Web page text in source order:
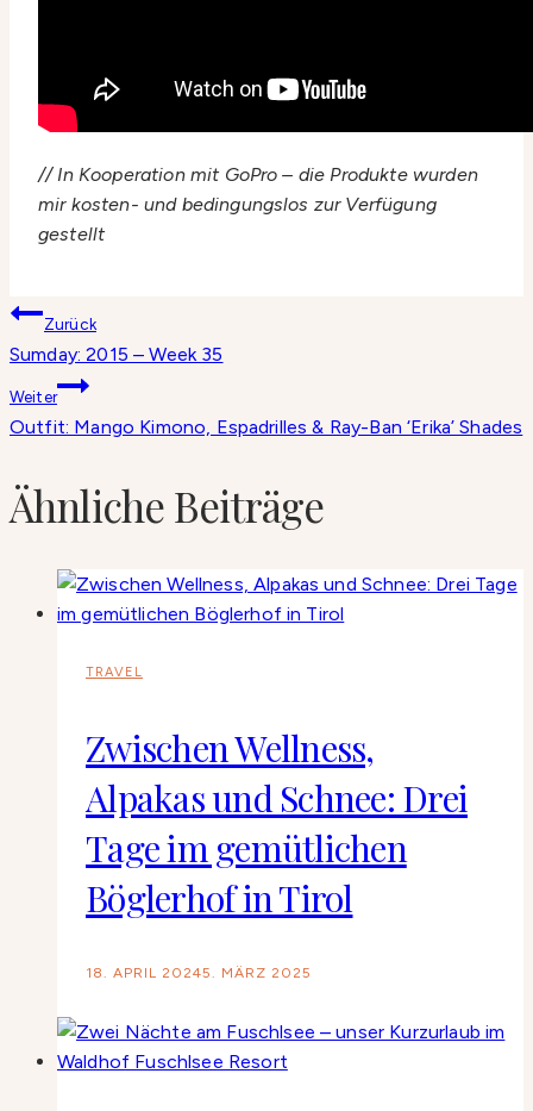
// In Kooperation mit GoPro – die Produkte wurden
mir kosten- und bedingungslos zur Verfügung
gestellt
Beitragsnavigation
Zurück
Sumday: 2015 – Week 35
Weiter
Outfit: Mango Kimono, Espadrilles & Ray-Ban ‘Erika’ Shades
Ähnliche Beiträge
TRAVEL
Zwischen Wellness,
Alpakas und Schnee: Drei
Tage im gemütlichen
Böglerhof in Tirol
18. APRIL 20245. MÄRZ 2025